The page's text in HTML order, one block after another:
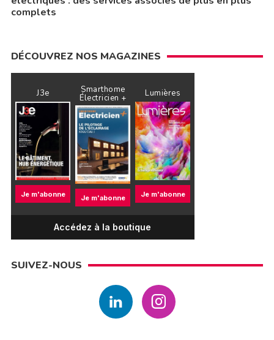
complets
DÉCOUVREZ NOS MAGAZINES
J3e
Je m'abonne
Smarthome
Électricien +
Je m'abonne
Lumières
Je m'abonne
Accédez à la boutique
SUIVEZ-NOUS